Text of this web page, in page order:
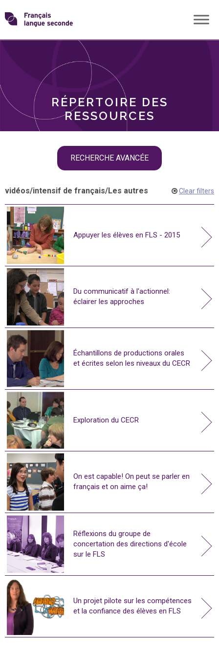
Skip
toTransformons
langue
RÉPERTOIRE DES
RESSOURCES
RECHERCHE AVANCÉE
THÈMES
vidéos/intensif de français/Les autres Clear filters
Appuyer les élèves en FLS - 2015
Du communicatif à l'actionnel:
éclairer les approches
Échantillons de productions orales
et écrites selon les niveaux du CECR
Exploration du CECR
On est capable! On peut se parler en
français et on aime ça!
Réflexions du groupe de
concertation des directions d'école
sur le FLS
Un projet pilote sur les compétences
et la confiance des élèves en FLS